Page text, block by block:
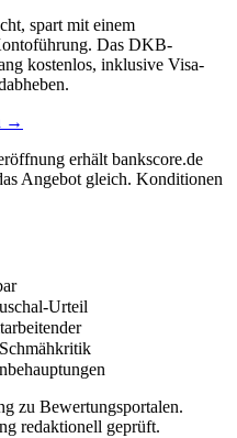
spart mit einem
Das DKB-
kostenlos, inklusive Visa-
→
erhält bankscore.de
Angebot gleich. Konditionen
Urteil
zu Bewertungsportalen.
redaktionell geprüft.